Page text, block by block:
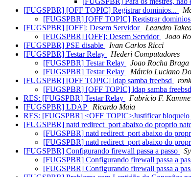
[FUGSPBR] [OFF TOPIC] Registrar dominios...
[FUGSPBR] [OFF TOPIC] Registrar
[FUGSPBR] [OFF]: Desem Servidor
Leandro
[FUGSPBR] [OFF]: Desem Servidor
Joao
[FUGSPBR] PSE disable
Ivan Carlos Ricci
[FUGSPBR] Testar Relay
Hederi Computadores
[FUGSPBR] Testar Relay
Joao Rocha
[FUGSPBR] Testar Relay
Márcio Luciano
[FUGSPBR] [OFF TOPIC] ldap samba freebsd
[FUGSPBR] [OFF TOPIC] ldap samba freebsd
RES: [FUGSPBR] Testar Relay
Fabrício F.
[FUGSPBR] LDAP
Ricardo Maia
RES: [FUGSPBR] <OFF TOPIC>Justificar
[FUGSPBR] natd redirect_port abaixo do proprio
[FUGSPBR] natd redirect_port abaixo do
[FUGSPBR] natd redirect_port abaixo do
[FUGSPBR] Configurando firewall passa a passo
[FUGSPBR] Configurando firewall passa a
[FUGSPBR] Configurando firewall passa a